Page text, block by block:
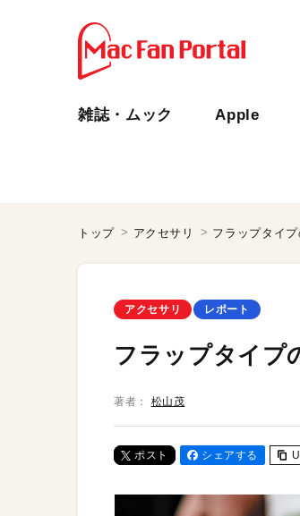
雑誌・ムック Apple
トップ アクセサリ フラップタイ
アクセサリ レポート
フラップタイプ
著者： 松山茂
ポスト シェアする